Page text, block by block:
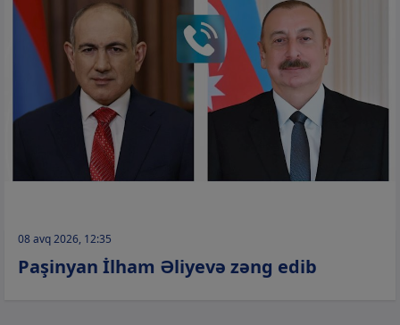
08 avq 2026, 12:35
Paşinyan İlham Əliyevə zəng edib